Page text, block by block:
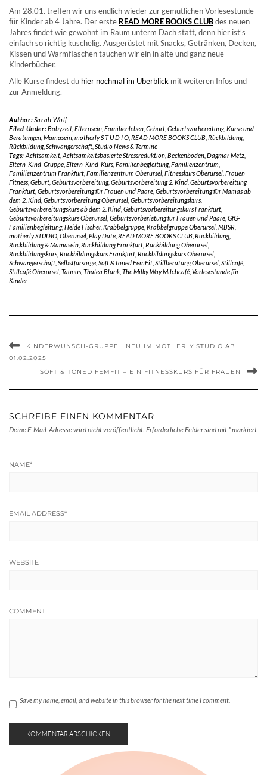
Am 28.01. treffen wir uns endlich wieder zur gemütlichen Vorlesestunde
für Kinder ab 4 Jahre. Der erste READ MORE BOOKS CLUBdes neuen
Jahres findet wie gewohnt im Raum unterm Dach statt, denn hier ist’s
einfach so richtig kuschelig. Ausgerüstet mit Snacks, Getränken, Decken,
Kissen und Wärmflaschen tauchen wir ein in alte und ganz neue
Kinderbücher.
Alle Kurse findest du hier nochmal im Überblick mit weiteren Infos und
zur Anmeldung.
Author:Sarah Wolf
Filed Under:Babyzeit, Elternsein, Familienleben, Geburt, Geburtsvorbereitung, Kurse und
Beratungen Mamasein motherly S T U D I O READ MORE BOOKS CLUB Rückbildung,
Rückbildung, Schwangerschaft Studio News & Termine
Tags: Achtsamkeit, Achtsamkeitsbasierte Stressreduktion, Beckenboden, Dagmar Metz,
Eltern-Kind-Gruppe Eltern-Kind-Kurs Familienbegleitung, Familienzentrum
Familienzentrum Frankfurt Familienzentrum Oberursel Fitnesskurs Oberursel Frauen
Fitness Geburt Geburtsvorbereitung, Geburtsvorbereitung 2. Kind Geburtsvorbereitung
Frankfurt Geburtsvorbereitung für Frauen und Paare Geburtsvorbereitung für Mamas ab
dem 2. Kind Geburtsvorbereitung Oberursel Geburtsvorbereitungskurs
Geburtsvorbereitungskurs ab dem 2. Kind Geburtsvorbereitungskurs Frankfurt
Geburtsvorbereitungskurs Oberursel Geburtsvorberietung für Frauen und Paare GfG-
Familienbegleitung, Heide Fischer, Krabbelgruppe Krabbelgruppe Oberursel MBSR
motherly STUDIO Oberursel Play Date READ MORE BOOKS CLUB Rückbildung,
Rückbildung & Mamasein Rückbildung Frankfurt Rückbildung Oberursel
Rückbildungskurs Rückbildungskurs Frankfurt Rückbildungskurs Oberursel
Schwangerschaft Selbstfürsorge Soft & toned FemFit Stillberatung Oberursel Stillcafé
Stillcafé Oberursel Taunus Thalea Blunk The Milky Way Milchcafé Vorlesestunde für
Kinder
KINDERWUNSCH-GRUPPE | NEU IM MOTHERLY STUDIO AB
01.02.2025
SOFT & TONED FEMFIT – EIN FITNESSKURS FÜR FRAUEN
SCHREIBE EINEN KOMMENTAR
Deine E-Mail-Adresse wird nicht veröffentlicht. Erforderliche Felder sind mit *markiert
NAME*
EMAIL ADDRESS*
WEBSITE
COMMENT
Save my name, email, and website in this browser for the next time I comment.